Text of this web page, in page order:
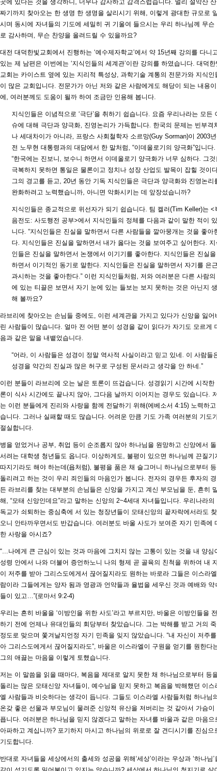
곳에 있다는 것을 생각하니, 너무나 감사하고 감격스럽습니다. 멀리 설악산
짜기까지 찾아오는 한 생명 한 생명을 살리시기 위해, 이렇게 광대한 규모로
시며 동시에 자녀들의 기도에 세밀히 귀 기울여 들으시는 우리 하나님께 무슨
로 감사하며, 무슨 찬양을 올려드릴 수 있을까요?
대전 대덕한빛교회에서 진행하는 ‘예수제자학교’에서 약 15년째 강의를 다니
있는 제 남편은 이번에는 ‘지식인들의 세계관’이란 강의를 하였습니다. 대덕한
교회는 카이스트 옆에 있는 지리적 특성상, 과학기술 계통의 전문가와 지식인
이 많은 교회입니다. 전문가가 아닌 저와 같은 사람에게도 해당이 되는 내용
에, 여러분께도 도움이 될까 하여 조금만 인용해 봅니다.
지식인들은 이념적으로 ‘극단’을 취하기 쉽습니다. 요즘 우리나라는 모든
슈에 대해 극단과 양극화, 진영논리가 가득합니다. 한국의 문제는 빈부격
나 세대차이가 아니라, 프랑스 사회철학자 소르망(Guy Sorman)이 2003
전 노무현 대통령과의 대담에서 한 말처럼, “이데올로기의 양극화”입니다.
“한국에는 진보니, 보수니 하면서 이데올로기 양극화가 너무 심하다. 그것
극복하지 못하면 통일은 물론이고 정치나 성장 산업도 발목이 잡힐 것이
그의 경고를 듣고, 20년 동안 기독 지식인들은 극단과 양극화와 진영논리
완화하려고 노력했습니까, 아니면 악화시키는 데 앞장섰습니까?
지식인들은 종교적으로 위선자가 되기 쉽습니다. 팀 켈러(Tim Keller)는 <
음전도: 사도행전 공부>에서 지식인들의 정체를 다음과 같이 말한 적이
니다. “지식인들은 진실을 말하면서 다른 사람들을 깔아뭉개는 것을 좋아
다. 지식인들은 진실을 말하면서 내가 옳다는 것을 보여주고 싶어한다. 지
인들은 진실을 말하면서 논쟁에서 이기기를 좋아한다. 지식인들은 진실
하면서 이기적인 동기로 말한다. 지식인들은 진실을 말하면서 자기를 은
과시하는 것을 좋아한다.” 이런 지식인들처럼, 저와 여러분은 다른 사람의
에 있는 티끌은 보면서 자기 눈에 있는 들보는 보지 못하는 것은 아닌지
해 볼까요?
라브리에 찾아오는 손님들 중에도, 이런 세계관을 가지고 있다가 신앙을 잃어
린 사람들이 많습니다. 얼마 전 어떤 분이 성경을 같이 읽다가 자기도 모르게
음과 같은 말을 내뱉었습니다.
“어라, 이 사람들은 성경이 정말 역사적 사실이라고 믿고 있네. 이 사람들
성경을 약간의 진실과 많은 허구로 구성된 문서라고 생각을 안 하네.”
이런 분들이 라브리에 오는 날은 토론이 뜨겁습니다. 성경읽기 시간에 시작한
론이 식사 시간에도 끝나지 않아, 그다음 날까지 이어지는 경우도 있습니다.
는 이런 분들에게 진리와 사랑을 함께 전달하기 위해(에베소서 4:15) 노력하
습니다. 그러나 실패할 때도 많습니다. 어려운 만큼 기도 가족 여러분의 기도
절실합니다.
병을 얻었거나 공부, 취업 등이 순조롭지 않아 하나님을 원망하고 신앙에서
서려는 대학생 청년들도 옵니다. 이상하게도, 불평이 있으면 하나님께 끈질기
따지기라도 해야 하는데(욥처럼), 불평을 품은 채 슬그머니 하나님으로부터
돌리려고 하는 것이 우리 죄인들의 마음인가 봅니다. 전자의 경우든 후자의
든 라브리를 찾는 대부분의 손님들은 신앙을 가지고 계신 부모님을 둔, 흔히
해, “모태 신앙인데요”라고 말하는 신앙의 2~4세대 자녀들입니다. 우리나라의
독교가 쇠퇴하는 중심축에 서 있는 청장년들이 모태신앙의 끝자락에서라도
오니 안타까우면서도 반갑습니다. 여러분도 바울 사도가 보여준 자기 민족에
한 사랑을 아시죠?
“…나에게 큰 근심이 있는 것과 마음에 그치지 않는 고통이 있는 것을 내 양심
성령 안에서 나와 더불어 증언하노니 나의 형제 곧 골육의 친척을 위하여 내
이 저주를 받아 그리스도에게서 끊어질지라도 원하는 바로라 그들은 이스라
람이라 그들에게는 양자 됨과 영광과 언약들과 율법을 세우신 것과 예배와 약
들이 있고…”(로마서 9:2-4)
우리는 흔히 바울을 ‘이방인을 위한 사도’라고 부르지만, 바울은 이방인들을
하기 전에 언제나 유대인들의 회당부터 찾았습니다. 그는 박해를 받고 거의
정도로 맞으며 쫓겨날지언정 자기 민족을 잊지 않았습니다. “내 자신이 저주
아 그리스도에게서 끊어질지라도”, 바울은 이스라엘이 구원을 얻기를 원한다
그의 애끓는 마음을 이렇게 토했습니다.
저는 이 말씀을 읽을 때마다, 복음을 제대로 알지 못한 채 하나님으로부터 등
돌리는 많은 모태신앙 자녀들이, 예수님을 믿지 못하고 복음을 박해했던 이스
엘 사람들과 비슷하다는 생각이 듭니다. 그들도 이스라엘 사람들처럼 하나님
온갖 좋은 선물과 부모님이 물려준 신앙적 유산을 저버리는 것 같아서 가슴이
픕니다. 여러분은 하나님을 믿지 않겠다고 말하는 자녀를 바울과 같은 마음으
아파하고 계십니까? 포기하지 마시고 하나님의 위로로 잘 견디시기를 진심으
기도합니다.
반대로 자녀들을 세상에서의 출세와 성공을 위해‘세상’이라는 우상과 ‘하나님’